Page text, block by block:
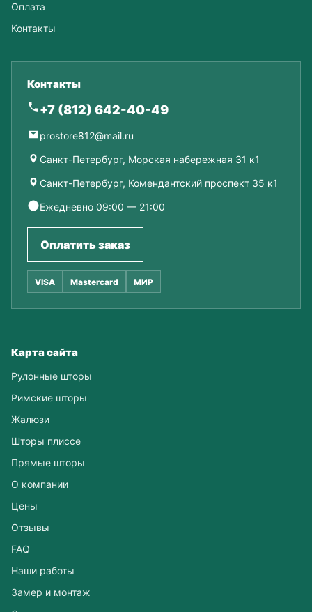
Оплата
Контакты
Контакты
+7 (812) 642-40-49
prostore812@mail.ru
Санкт-Петербург, Морская набережная 31 к1
Санкт-Петербург, Комендантский проспект 35 к1
Ежедневно 09:00 — 21:00
Оплатить заказ
VISA Mastercard МИР
Карта сайта
Рулонные шторы
Римские шторы
Жалюзи
Шторы плиссе
Прямые шторы
О компании
Цены
Отзывы
FAQ
Наши работы
Замер и монтаж